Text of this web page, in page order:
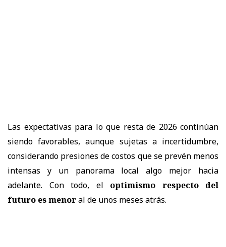
Las expectativas para lo que resta de 2026 continúan
siendo favorables, aunque sujetas a incertidumbre,
considerando presiones de costos que se prevén menos
intensas y un panorama local algo mejor hacia
adelante. Con todo, el optimismo respecto del
futuro es menoral de unos meses atrás.